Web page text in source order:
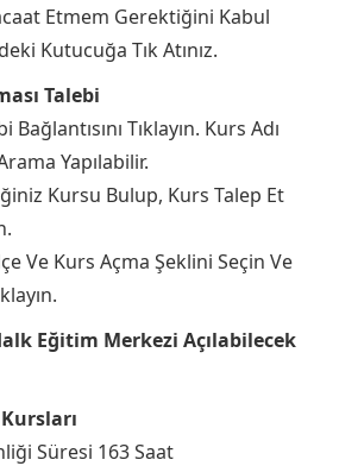
Etmem Gerektiğini Kabul
Kutucuğa Tık Atınız.
Talebi
Bağlantısını Tıklayın. Kurs Adı
Yapılabilir.
Kursu Bulup, Kurs Talep Et
Ve Kurs Açma Şeklini Seçin Ve
Eğitim Merkezi Açılabilecek
Süresi 163 Saat